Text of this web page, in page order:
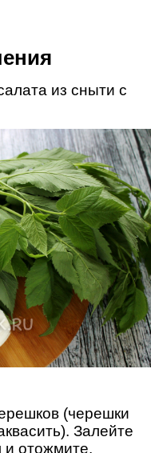
из сныти с
(черешки
Залейте
и отожмите.